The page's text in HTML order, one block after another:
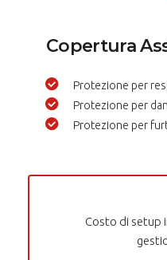
Copertura
Protezione per
Protezione per
Protezione per
Costo di setup